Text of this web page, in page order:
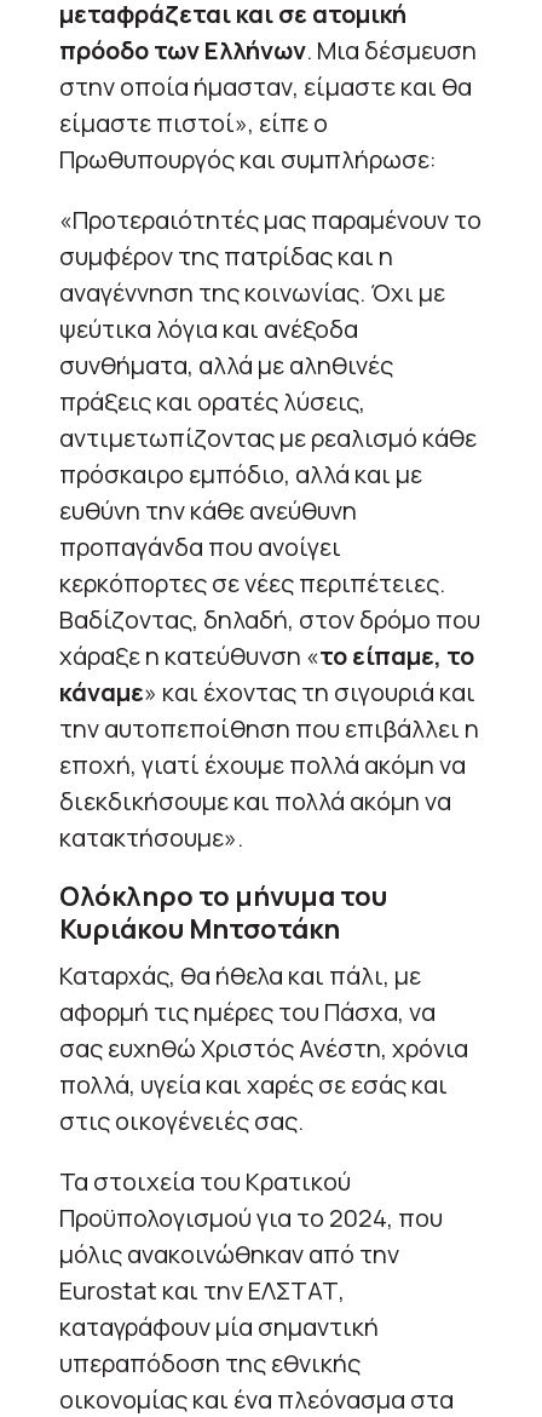
μεταφράζεται και σε ατομική
πρόοδο των Ελλήνων. Μια δέσμευση
στην οποία ήμασταν, είμαστε και θα
είμαστε πιστοί», είπε ο
Πρωθυπουργός και συμπλήρωσε:
«Προτεραιότητές μας παραμένουν το
συμφέρον της πατρίδας και η
αναγέννηση της κοινωνίας. Όχι με
ψεύτικα λόγια και ανέξοδα
συνθήματα, αλλά με αληθινές
πράξεις και ορατές λύσεις,
αντιμετωπίζοντας με ρεαλισμό κάθε
πρόσκαιρο εμπόδιο, αλλά και με
ευθύνη την κάθε ανεύθυνη
προπαγάνδα που ανοίγει
κερκόπορτες σε νέες περιπέτειες.
Βαδίζοντας, δηλαδή, στον δρόμο που
χάραξε η κατεύθυνση «το είπαμε, το
κάναμε» και έχοντας τη σιγουριά και
την αυτοπεποίθηση που επιβάλλει η
εποχή, γιατί έχουμε πολλά ακόμη να
διεκδικήσουμε και πολλά ακόμη να
κατακτήσουμε».
Ολόκληρο το μήνυμα του
Κυριάκου Μητσοτάκη
Καταρχάς, θα ήθελα και πάλι, με
αφορμή τις ημέρες του Πάσχα, να
σας ευχηθώ Χριστός Ανέστη, χρόνια
πολλά, υγεία και χαρές σε εσάς και
στις οικογένειές σας.
Τα στοιχεία του Κρατικού
Προϋπολογισμού για το 2024, που
μόλις ανακοινώθηκαν από την
Εurostat και την ΕΛΣΤΑΤ,
καταγράφουν μία σημαντική
υπεραπόδοση της εθνικής
οικονομίας και ένα πλεόνασμα στα